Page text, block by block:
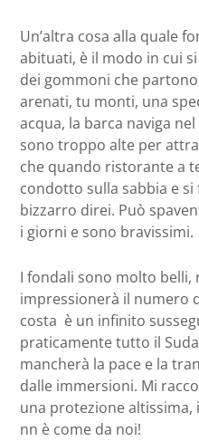
Un’altra cosa alla quale
abituati, è il modo in cui
dei gommoni che
arenati, tu monti, una
acqua, la barca naviga
sono troppo alte per
che quando ristorante a
condotto sulla sabbia e
bizzarro direi. Può
i giorni e sono bravissimi.
I fondali sono molto belli,
impressionerà il numero
costa è un infinito
praticamente tutto il
mancherà la pace e la
dalle immersioni. Mi
una protezione altissima,
nn è come da noi!